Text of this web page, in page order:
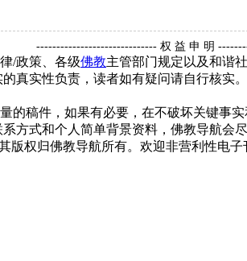
------------------------------ 权 益 申 明
/政策、各级佛教主管部门规定以及和谐
真实性负责，读者如有疑问请自行核
的稿件，如果有必要，在不破坏关键事
方式和个人简单背景资料，佛教导航会
权归佛教导航所有。欢迎非营利性电